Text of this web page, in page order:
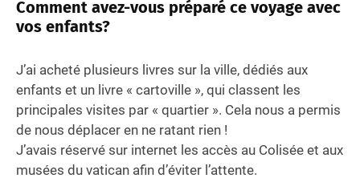
Comment avez-vous préparé ce voyage avec
vos enfants?
J’ai acheté plusieurs livres sur la ville, dédiés aux
enfants et un livre « cartoville », qui classent les
principales visites par « quartier ». Cela nous a permis
de nous déplacer en ne ratant rien !
J’avais réservé sur internet les accès au Colisée et aux
musées du vatican afin d’éviter l’attente.